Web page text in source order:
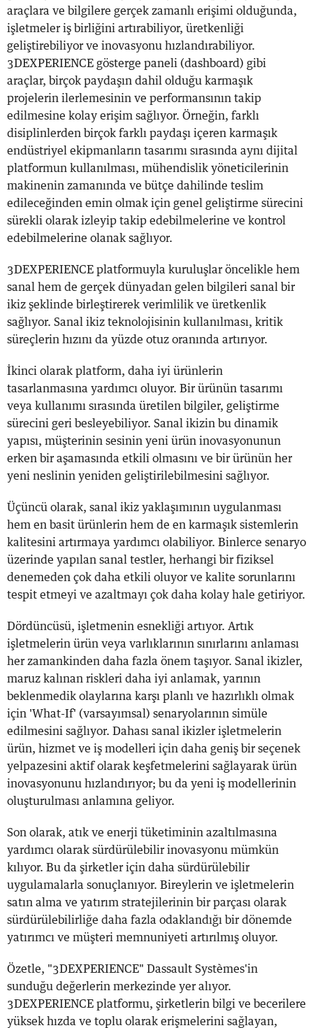
araçlara ve bilgilere gerçek zamanlı erişimi olduğunda,
işletmeler iş birliğini artırabiliyor, üretkenliği
geliştirebiliyor ve inovasyonu hızlandırabiliyor.
3DEXPERIENCE gösterge paneli (dashboard) gibi
araçlar, birçok paydaşın dahil olduğu karmaşık
projelerin ilerlemesinin ve performansının takip
edilmesine kolay erişim sağlıyor. Örneğin, farklı
disiplinlerden birçok farklı paydaşı içeren karmaşık
endüstriyel ekipmanların tasarımı sırasında aynı dijital
platformun kullanılması, mühendislik yöneticilerinin
makinenin zamanında ve bütçe dahilinde teslim
edileceğinden emin olmak için genel geliştirme sürecini
sürekli olarak izleyip takip edebilmelerine ve kontrol
edebilmelerine olanak sağlıyor.
3DEXPERIENCE platformuyla kuruluşlar öncelikle hem
sanal hem de gerçek dünyadan gelen bilgileri sanal bir
ikiz şeklinde birleştirerek verimlilik ve üretkenlik
sağlıyor. Sanal ikiz teknolojisinin kullanılması, kritik
süreçlerin hızını da yüzde otuz oranında artırıyor.
İkinci olarak platform, daha iyi ürünlerin
tasarlanmasına yardımcı oluyor. Bir ürünün tasarımı
veya kullanımı sırasında üretilen bilgiler, geliştirme
sürecini geri besleyebiliyor. Sanal ikizin bu dinamik
yapısı, müşterinin sesinin yeni ürün inovasyonunun
erken bir aşamasında etkili olmasını ve bir ürünün her
yeni neslinin yeniden geliştirilebilmesini sağlıyor.
Üçüncü olarak, sanal ikiz yaklaşımının uygulanması
hem en basit ürünlerin hem de en karmaşık sistemlerin
kalitesini artırmaya yardımcı olabiliyor. Binlerce senaryo
üzerinde yapılan sanal testler, herhangi bir fiziksel
denemeden çok daha etkili oluyor ve kalite sorunlarını
tespit etmeyi ve azaltmayı çok daha kolay hale getiriyor.
Dördüncüsü, işletmenin esnekliği artıyor. Artık
işletmelerin ürün veya varlıklarının sınırlarını anlaması
her zamankinden daha fazla önem taşıyor. Sanal ikizler,
maruz kalınan riskleri daha iyi anlamak, yarının
beklenmedik olaylarına karşı planlı ve hazırlıklı olmak
için 'What-If' (varsayımsal) senaryolarının simüle
edilmesini sağlıyor. Dahası sanal ikizler işletmelerin
ürün, hizmet ve iş modelleri için daha geniş bir seçenek
yelpazesini aktif olarak keşfetmelerini sağlayarak ürün
inovasyonunu hızlandırıyor; bu da yeni iş modellerinin
oluşturulması anlamına geliyor.
Son olarak, atık ve enerji tüketiminin azaltılmasına
yardımcı olarak sürdürülebilir inovasyonu mümkün
kılıyor. Bu da şirketler için daha sürdürülebilir
uygulamalarla sonuçlanıyor. Bireylerin ve işletmelerin
satın alma ve yatırım stratejilerinin bir parçası olarak
sürdürülebilirliğe daha fazla odaklandığı bir dönemde
yatırımcı ve müşteri memnuniyeti artırılmış oluyor.
Özetle, "3DEXPERIENCE" Dassault Systèmes'in
sunduğu değerlerin merkezinde yer alıyor.
3DEXPERIENCE platformu, şirketlerin bilgi ve becerilere
yüksek hızda ve toplu olarak erişmelerini sağlayan,